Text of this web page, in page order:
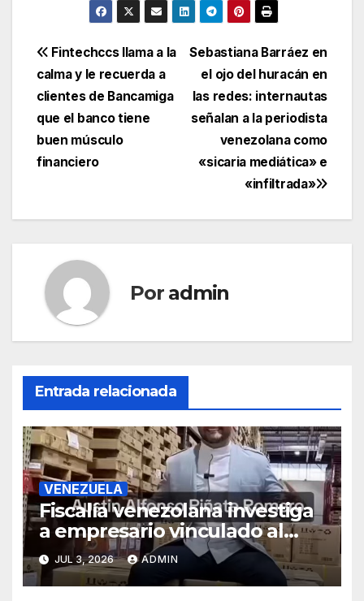
Navegación
de
entradas
Sebastiana Barráez en
el ojo del huracán en
las redes: internautas
señalan a la periodista
venezolana como
«sicaria mediática» e
«infiltrada»
Fintechccs llama a la
calma y le recuerda a
clientes de Bancamiga
que el banco tiene
buen músculo
financiero
Por admin
Entrada relacionada
VENEZUELA
Fiscalía venezolana investiga
a empresario vinculado al
Grupo Hammer, según
reportes
JUL 3, 2026 ADMIN